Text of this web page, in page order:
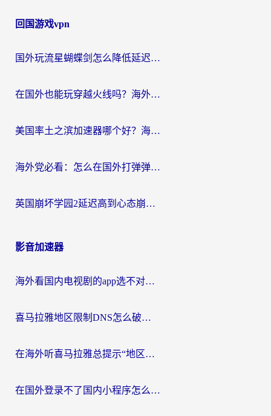
回国游戏vpn
国外玩流星蝴蝶剑怎么降低延迟？海外党必看的加速秘籍（含欧洲鸣潮&彩虹岛优化攻略）
在国外也能玩穿越火线吗？海外玩家国服游戏畅玩终极指南
美国率土之滨加速器哪个好？海外党国服游戏畅玩终极指南（附多游戏解决方案）
海外党必看：怎么在国外打弹弹堂不卡？番茄加速器亲测指南
英国崩坏学园2延迟高到心态崩？海外党国服游戏加速终极指南
影音加速器
海外看国内电视剧的app选不对？这份回国加速器避坑指南帮你流畅追剧
喜马拉雅地区限制DNS怎么破？海外党听国内音乐听书的终极解决方案
在海外听喜马拉雅总提示“地区限制”？3步轻松解除+听国内音乐全攻略
在国外登录不了国内小程序怎么办？选对回国加速器，轻松解锁国内资源